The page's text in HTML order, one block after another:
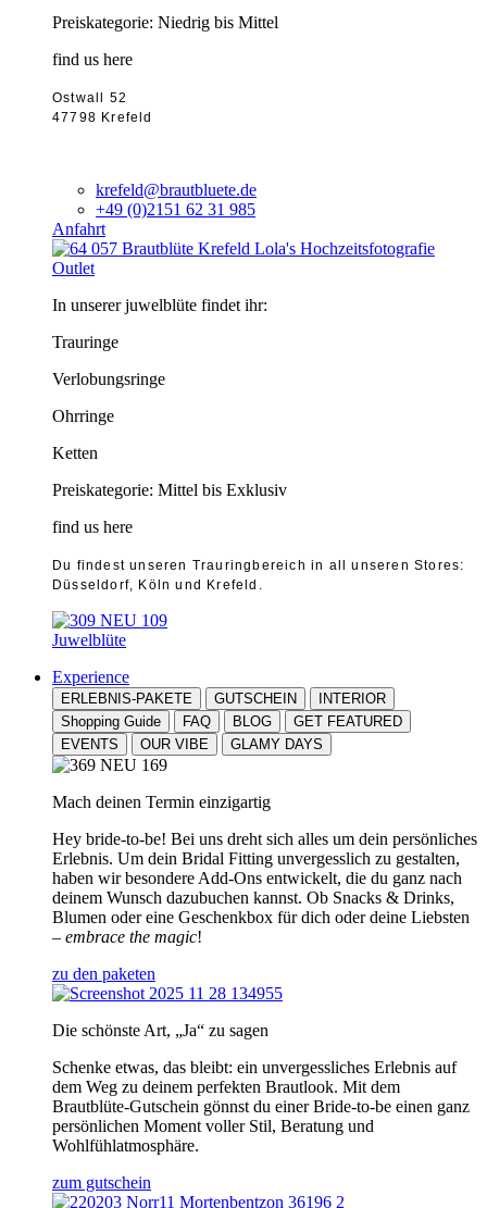
Preiskategorie: Niedrig bis Mittel
find us here
Ostwall 52
47798 Krefeld
krefeld@brautbluete.de
+49 (0)2151 62 31 985
Anfahrt
Outlet
In unserer juwelblüte findet ihr:
Trauringe
Verlobungsringe
Ohrringe
Ketten
Preiskategorie: Mittel bis Exklusiv
find us here
Du findest unseren Trauringbereich in all unseren Stores:
Düsseldorf, Köln und Krefeld.
Juwelblüte
Experience
ERLEBNIS-PAKETE GUTSCHEIN
INTERIOR
Shopping Guide
FAQ BLOG
GET FEATURED
EVENTS
OUR VIBE GLAMY DAYS
Mach deinen Termin einzigartig
Hey bride-to-be! Bei uns dreht sich alles um dein persönliches
Erlebnis. Um dein Bridal Fitting unvergesslich zu gestalten,
haben wir besondere Add-Ons entwickelt, die du ganz nach
deinem Wunsch dazubuchen kannst. Ob Snacks & Drinks,
Blumen oder eine Geschenkbox für dich oder deine Liebsten
– embrace the magic!
zu den paketen
Die schönste Art, „Ja“ zu sagen
Schenke etwas, das bleibt: ein unvergessliches Erlebnis auf
dem Weg zu deinem perfekten Brautlook. Mit dem
Brautblüte-Gutschein gönnst du einer Bride-to-be einen ganz
persönlichen Moment voller Stil, Beratung und
Wohlfühlatmosphäre.
zum gutschein